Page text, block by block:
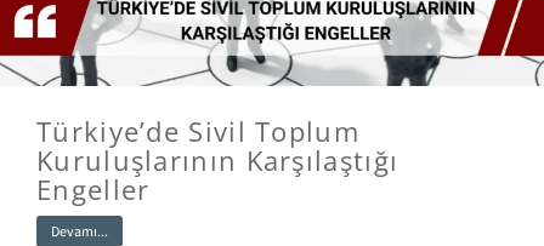
Türkiye’de Sivil Toplum
Kuruluşlarının Karşılaştığı
Engeller
Devamı...